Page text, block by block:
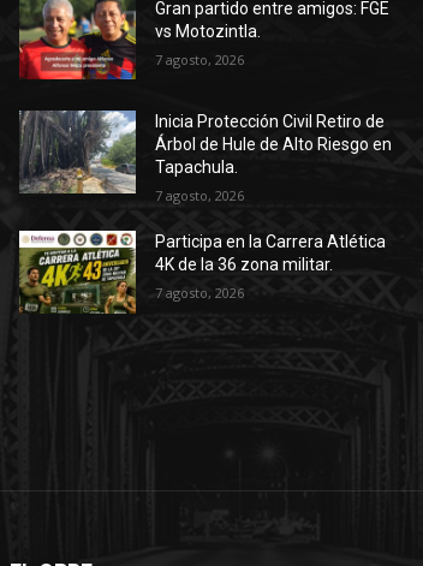
Gran partido entre amigos: FGE
vs Motozintla.
7 agosto, 2026
Inicia Protección Civil Retiro de
Árbol de Hule de Alto Riesgo en
Tapachula.
7 agosto, 2026
Participa en la Carrera Atlética
4K de la 36 zona militar.
7 agosto, 2026